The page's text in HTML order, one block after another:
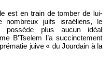
est en train de tomber de lui-
juifs israéliens, le
possède plus aucun idéal
B’Tselem l’a succinctement
juive « du Jourdain à la